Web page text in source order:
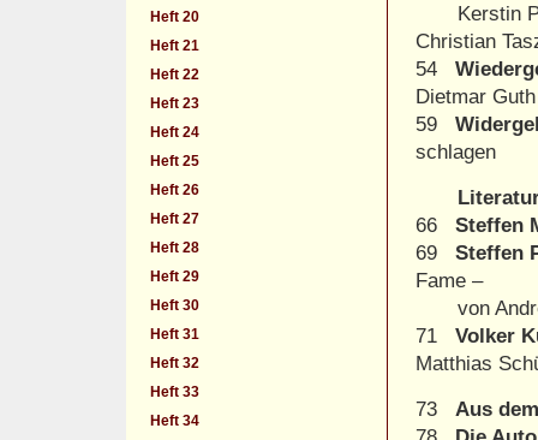
Heft 20
Heft 21
Heft 22
Heft 23
Heft 24
Heft 25
Heft 26
Heft 27
Heft 28
Heft 29
Heft 30
Heft 31
Heft 32
Heft 33
Heft 34
Kerstin
Christian
54
Dietmar Guth
59
schlagen
66 Steffen
69 Steffen
Fame –
von
71 Volker
Matthias
73 Aus